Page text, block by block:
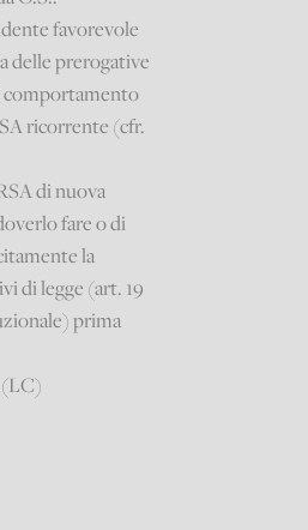
favorevole
delle prerogative
comportamento
ricorrente (cfr.
di nuova
fare o di
la
di legge (art. 19
prima
(LC)